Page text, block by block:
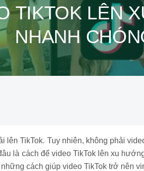
TIKTOK LÊN
NHANH
lên TikTok. Tuy nhiên, không phải
là cách để video TikTok lên xu
cách giúp video TikTok trở nên